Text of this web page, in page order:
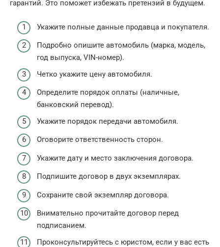
гарантий. Это поможет избежать претензий в будущем.
Укажите полные данные продавца и покупателя.
Подробно опишите автомобиль (марка, модель,
год выпуска, VIN-номер).
Четко укажите цену автомобиля.
Определите порядок оплаты (наличные,
банковский перевод).
Укажите порядок передачи автомобиля.
Оговорите ответственность сторон.
Укажите дату и место заключения договора.
Подпишите договор в двух экземплярах.
Сохраните свой экземпляр договора.
Внимательно прочитайте договор перед
подписанием.
Проконсультируйтесь с юристом, если у вас есть